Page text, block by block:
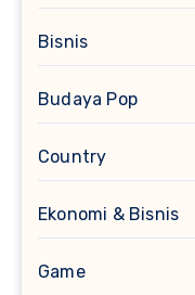
Bisnis
Budaya Pop
Country
Ekonomi & Bisnis
Game